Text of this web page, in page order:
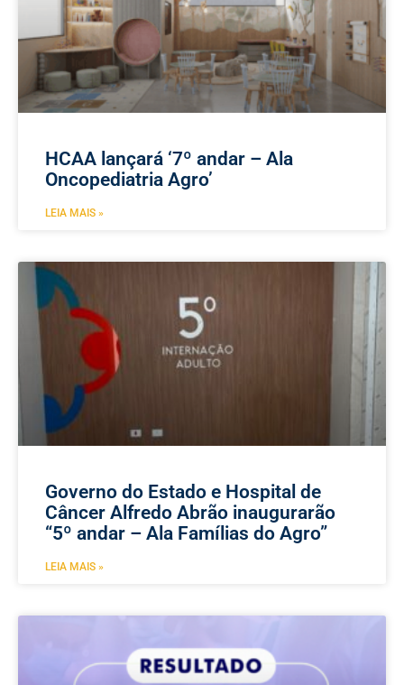
HCAA lançará ‘7º andar – Ala
Oncopediatria Agro’
LEIA MAIS »
Governo do Estado e Hospital de
Câncer Alfredo Abrão inaugurarão
“5º andar – Ala Famílias do Agro”
LEIA MAIS »